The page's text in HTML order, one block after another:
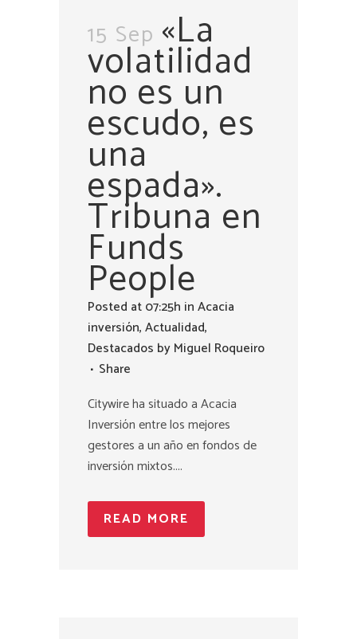
15 Sep «La
volatilidad
no es un
escudo, es
una
espada».
Tribuna en
Funds
People
Posted at 07:25h inAcacia
inversión,Actualidad,
Destacados byMiguel Roqueiro
Share
Citywire ha situado a Acacia
Inversión entre los mejores
gestores a un año en fondos de
inversión mixtos....
READ MORE